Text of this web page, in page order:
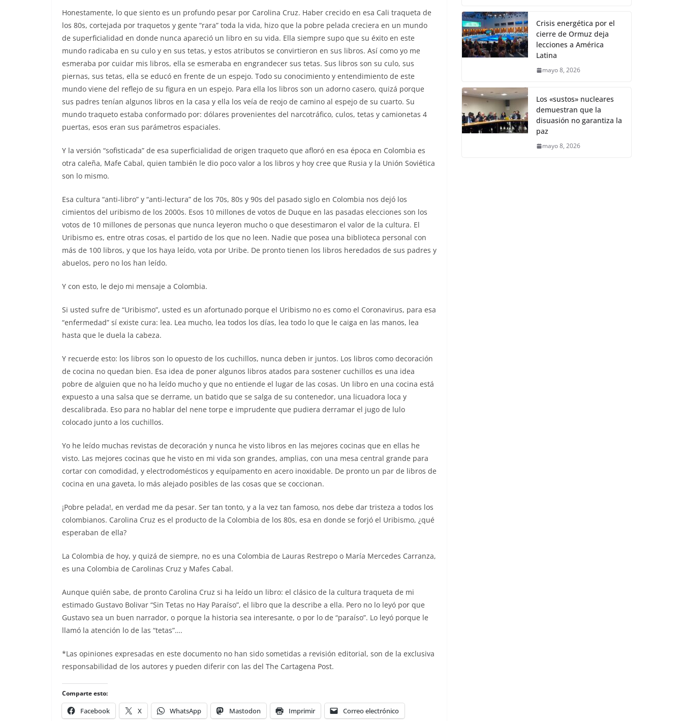
Honestamente, lo que siento es un profundo pesar por Carolina Cruz. Haber crecido en esa Cali traqueta de
los 80s, cortejada por traquetos y gente “rara” toda la vida, hizo que la pobre pelada creciera en un mundo
de superficialidad en donde nunca apareció un libro en su vida. Ella siempre supo que su éxito en este
mundo radicaba en su culo y en sus tetas, y estos atributos se convirtieron en sus libros. Así como yo me
esmeraba por cuidar mis libros, ella se esmeraba en engrandecer sus tetas. Sus libros son su culo, sus
piernas, sus tetas, ella se educó en frente de un espejo. Todo su conocimiento y entendimiento de este
mundo viene del reflejo de su figura en un espejo. Para ella los libros son un adorno casero, quizá porque
sus padres tenían algunos libros en la casa y ella los veía de reojo de camino al espejo de su cuarto. Su
mundo traqueto estaba conformado por: dólares provenientes del narcotráfico, culos, tetas y camionetas 4
puertas, esos eran sus parámetros espaciales.
Y la versión “sofisticada” de esa superficialidad de origen traqueto que afloró en esa época en Colombia es
otra caleña, Mafe Cabal, quien también le dio poco valor a los libros y hoy cree que Rusia y la Unión Soviética
son lo mismo.
Esa cultura “anti-libro” y “anti-lectura” de los 70s, 80s y 90s del pasado siglo en Colombia nos dejó los
cimientos del uribismo de los 2000s. Esos 10 millones de votos de Duque en las pasadas elecciones son los
votos de 10 millones de personas que nunca leyeron mucho o que desestimaron el valor de la cultura. El
Uribismo es, entre otras cosas, el partido de los que no leen. Nadie que posea una biblioteca personal con
más de 100 libros, y que los haya leído, vota por Uribe. De pronto tienen los libros heredados de sus padres y
abuelos, pero no los han leído.
Y con esto, le dejo mi mensaje a Colombia.
Si usted sufre de “Uribismo”, usted es un afortunado porque el Uribismo no es como el Coronavirus, para esa
“enfermedad” sí existe cura: lea. Lea mucho, lea todos los días, lea todo lo que le caiga en las manos, lea
hasta que le duela la cabeza.
Y recuerde esto: los libros son lo opuesto de los cuchillos, nunca deben ir juntos. Los libros como decoración
de cocina no quedan bien. Esa idea de poner algunos libros atados para sostener cuchillos es una idea
pobre de alguien que no ha leído mucho y que no entiende el lugar de las cosas. Un libro en una cocina está
expuesto a una salsa que se derrame, un batido que se salga de su contenedor, una licuadora loca y
descalibrada. Eso para no hablar del nene torpe e imprudente que pudiera derramar el jugo de lulo
colocado junto a los cuchillos.
Yo he leído muchas revistas de decoración y nunca he visto libros en las mejores cocinas que en ellas he
visto. Las mejores cocinas que he visto en mi vida son grandes, amplias, con una mesa central grande para
cortar con comodidad, y electrodomésticos y equípamento en acero inoxidable. De pronto un par de libros de
cocina en una gaveta, lo más alejado posibles de las cosas que se coccionan.
¡Pobre pelada!, en verdad me da pesar. Ser tan tonto, y a la vez tan famoso, nos debe dar tristeza a todos los
colombianos. Carolina Cruz es el producto de la Colombia de los 80s, esa en donde se forjó el Uribismo, ¿qué
esperaban de ella?
La Colombia de hoy, y quizá de siempre, no es una Colombia de Lauras Restrepo o María Mercedes Carranza,
es una Colombia de Carolinas Cruz y Mafes Cabal.
Aunque quién sabe, de pronto Carolina Cruz si ha leído un libro: el clásico de la cultura traqueta de mi
estimado Gustavo Bolivar “Sin Tetas no Hay Paraíso”, el libro que la describe a ella. Pero no lo leyó por que
Gustavo sea un buen narrador, o porque la historia sea interesante, o por lo de “paraíso”. Lo leyó porque le
llamó la atención lo de las “tetas”….
*Las opiniones expresadas en este documento no han sido sometidas a revisión editorial, son de la exclusiva
responsabilidad de los autores y pueden diferir con las del The Cartagena Post.
Comparte esto:
Facebook X WhatsApp Mastodon Imprimir Correo electrónico
Crisis energética por el
cierre de Ormuz deja
lecciones a América
Latina
mayo 8, 2026
Los «sustos» nucleares
demuestran que la
disuasión no garantiza la
paz
mayo 8, 2026